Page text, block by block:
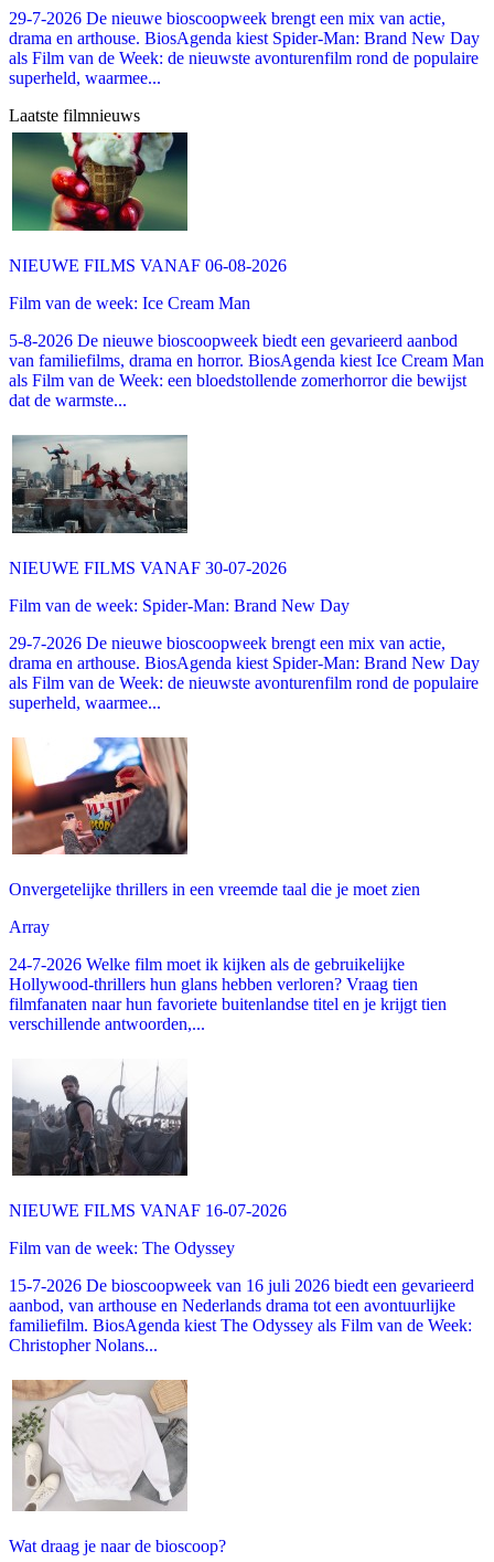
29-7-2026 De nieuwe bioscoopweek brengt een mix van actie,
drama en arthouse. BiosAgenda kiest Spider-Man: Brand New Day
als Film van de Week: de nieuwste avonturenfilm rond de populaire
superheld, waarmee...
Laatste filmnieuws
NIEUWE FILMS VANAF 06-08-2026
Film van de week: Ice Cream Man
5-8-2026 De nieuwe bioscoopweek biedt een gevarieerd aanbod
van familiefilms, drama en horror. BiosAgenda kiest Ice Cream Man
als Film van de Week: een bloedstollende zomerhorror die bewijst
dat de warmste...
NIEUWE FILMS VANAF 30-07-2026
Film van de week: Spider-Man: Brand New Day
29-7-2026 De nieuwe bioscoopweek brengt een mix van actie,
drama en arthouse. BiosAgenda kiest Spider-Man: Brand New Day
als Film van de Week: de nieuwste avonturenfilm rond de populaire
superheld, waarmee...
Onvergetelijke thrillers in een vreemde taal die je moet zien
Array
24-7-2026 Welke film moet ik kijken als de gebruikelijke
Hollywood-thrillers hun glans hebben verloren? Vraag tien
filmfanaten naar hun favoriete buitenlandse titel en je krijgt tien
verschillende antwoorden,...
NIEUWE FILMS VANAF 16-07-2026
Film van de week: The Odyssey
15-7-2026 De bioscoopweek van 16 juli 2026 biedt een gevarieerd
aanbod, van arthouse en Nederlands drama tot een avontuurlijke
familiefilm. BiosAgenda kiest The Odyssey als Film van de Week:
Christopher Nolans...
Wat draag je naar de bioscoop?